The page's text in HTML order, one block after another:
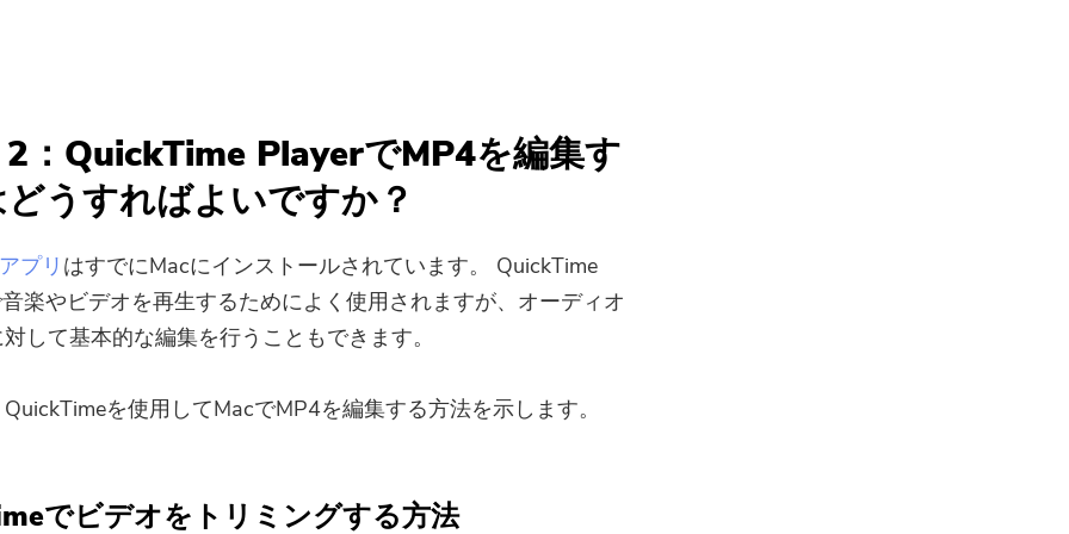
：QuickTime PlayerでMP4を編集す
うすればよいですか？
プリ はすでにMacにインストールされています。 QuickTime
楽やビデオを再生するためによく使用されますが、オーディオ
して基本的な編集を行うこともできます。
を使用してMacでMP4を編集する方法を示します。
でビデオをトリミングする方法